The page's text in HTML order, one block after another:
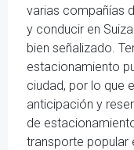
varias compañías
y conducir en
bien señalizado.
estacionamiento
ciudad, por lo que
anticipación y
de
transporte popular